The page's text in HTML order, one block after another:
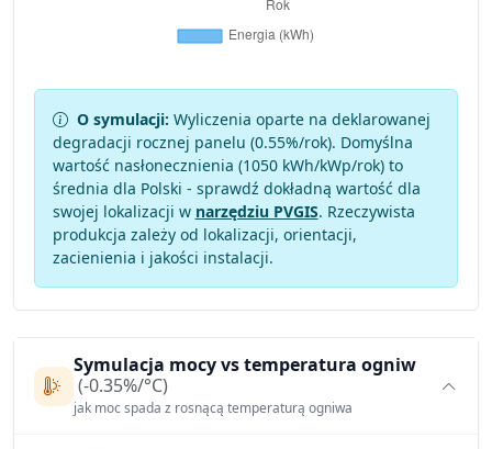
O symulacji: Wyliczenia oparte na deklarowanej
degradacji rocznej panelu (0.55%/rok). Domyślna
wartość nasłonecznienia (1050 kWh/kWp/rok) to
średnia dla Polski - sprawdź dokładną wartość dla
swojej lokalizacji w narzędziu PVGIS. Rzeczywista
produkcja zależy od lokalizacji, orientacji,
zacienienia i jakości instalacji.
Symulacja mocy vs temperatura ogniw
(-0.35%/°C)
jak moc spada z rosnącą temperaturą ogniwa